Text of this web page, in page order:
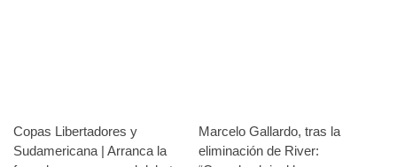
Copas Libertadores y
Sudamericana | Arranca la
Marcelo Gallardo, tras la
eliminación de River: